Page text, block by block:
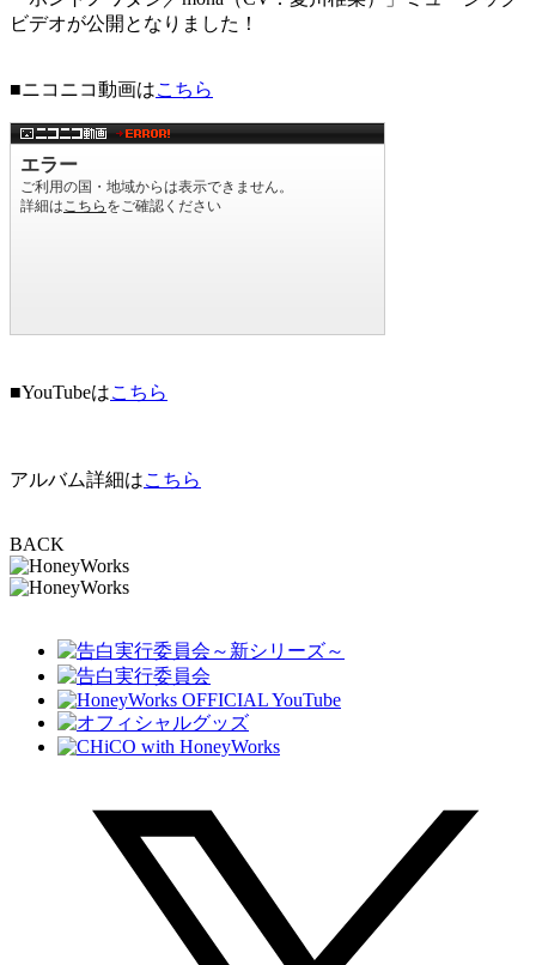
ビデオが公開となりました！
■ニコニコ動画はこちら
■YouTubeはこちら
アルバム詳細はこちら
BACK